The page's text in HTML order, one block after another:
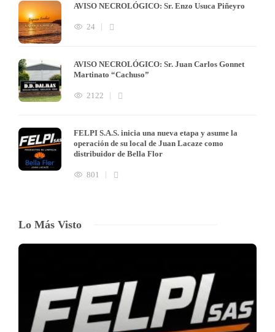
AVISO NECROLÓGICO: Sr. Enzo Usuca Piñeyro
24
AVISO NECROLÓGICO: Sr. Juan Carlos Gonnet
Martinato “Cachuso”
2122
FELPI S.A.S. inicia una nueva etapa y asume la
operación de su local de Juan Lacaze como
distribuidor de Bella Flor
801
Lo Más Visto